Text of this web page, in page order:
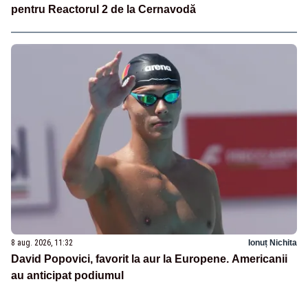
pentru Reactorul 2 de la Cernavodă
8 aug. 2026, 11:32 Ionuț Nichita
David Popovici, favorit la aur la Europene. Americanii
au anticipat podiumul